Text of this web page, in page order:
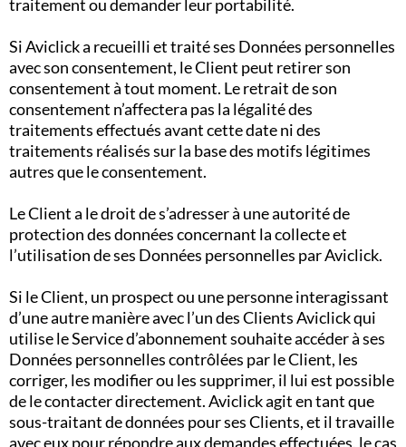
traitement ou demander leur portabilité.
Si Aviclick a recueilli et traité ses Données personnelles
avec son consentement, le Client peut retirer son
consentement à tout moment. Le retrait de son
consentement n’affectera pas la légalité des
traitements effectués avant cette date ni des
traitements réalisés sur la base des motifs légitimes
autres que le consentement.
Le Client a le droit de s’adresser à une autorité de
protection des données concernant la collecte et
l’utilisation de ses Données personnelles par Aviclick.
Si le Client, un prospect ou une personne interagissant
d’une autre manière avec l’un des Clients Aviclick qui
utilise le Service d’abonnement souhaite accéder à ses
Données personnelles contrôlées par le Client, les
corriger, les modifier ou les supprimer, il lui est possible
de le contacter directement. Aviclick agit en tant que
sous-traitant de données pour ses Clients, et il travaille
avec eux pour répondre aux demandes effectuées, le cas